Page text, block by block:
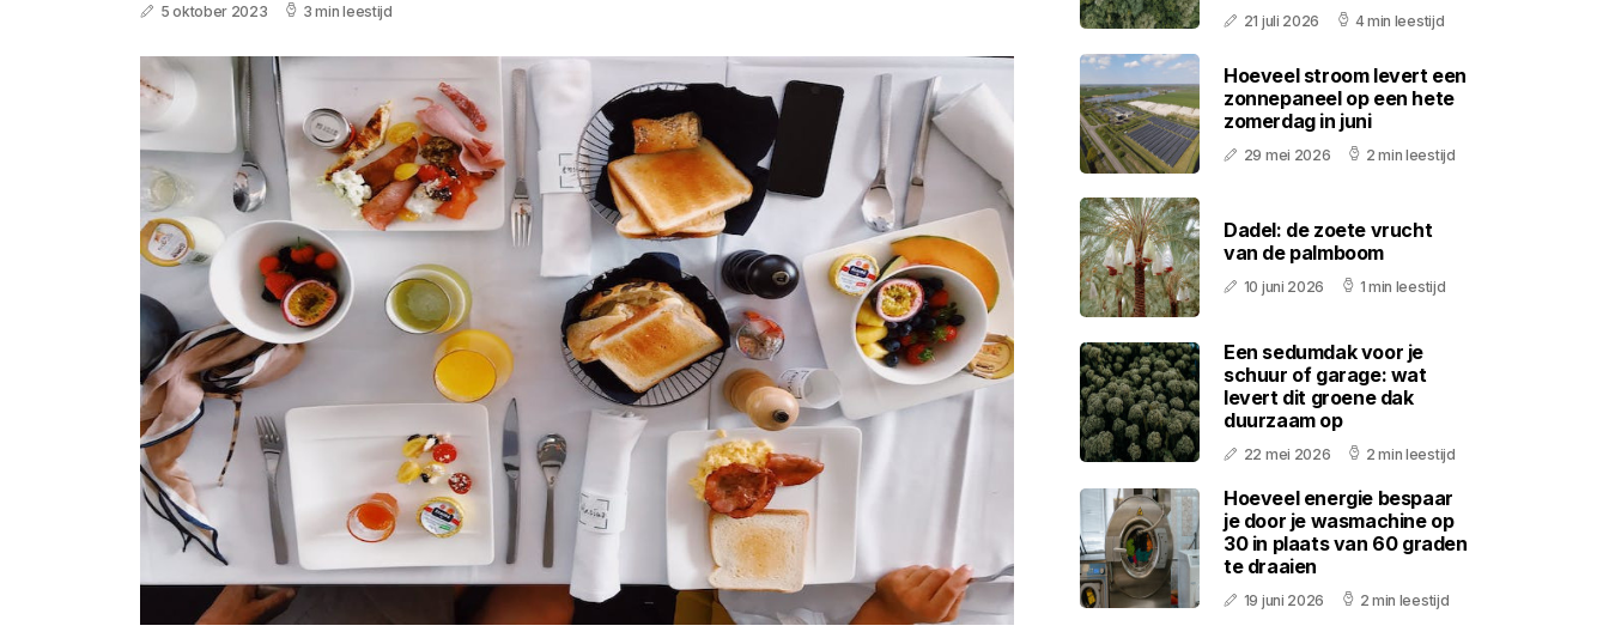
5 oktober 2023 3 min leestijd
21 juli 2026 4 min leestijd
Hoeveel stroom levert een
zonnepaneel op een hete
zomerdag in juni
29 mei 2026 2 min leestijd
Dadel: de zoete vrucht
van de palmboom
10 juni 2026 1 min leestijd
Een sedumdak voor je
schuur of garage: wat
levert dit groene dak
duurzaam op
22 mei 2026 2 min leestijd
Hoeveel energie bespaar
je door je wasmachine op
30 in plaats van 60 graden
te draaien
19 juni 2026 2 min leestijd